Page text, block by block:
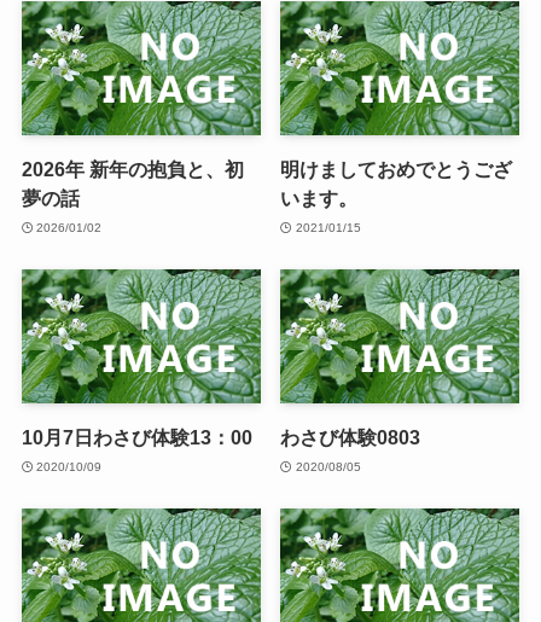
2026年 新年の抱負と、初
夢の話
2026/01/02
明けましておめでとうござ
います。
2021/01/15
10月7日わさび体験13：00
2020/10/09
わさび体験0803
2020/08/05